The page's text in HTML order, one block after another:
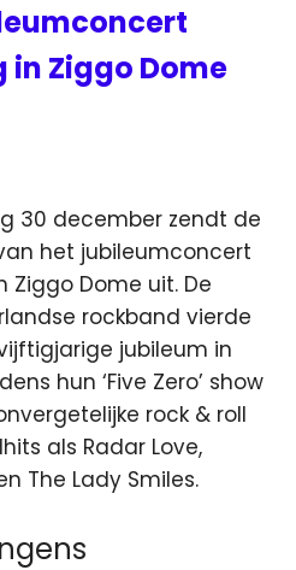
in Ziggo Dome
30 december zendt de
het jubileumconcert
Ziggo Dome uit. De
rockband vierde
jubileum in
hun ‘Five Zero’ show
rock & roll
als Radar Love,
The Lady Smiles.